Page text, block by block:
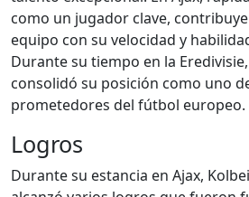
como un jugador clave,
equipo con su velocidad y
Durante su tiempo en la
consolidó su posición como uno
prometedores del fútbol europeo.
Logros
Durante su estancia en Ajax,